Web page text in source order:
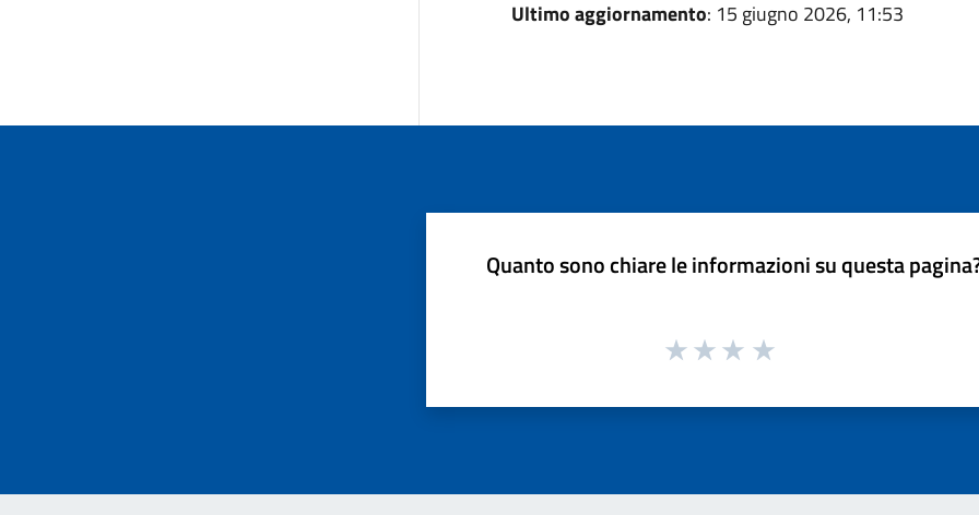
Ultimo aggiornamento: 15 giugno 2026, 11:53
Quanto sono chiare le informazioni su questa